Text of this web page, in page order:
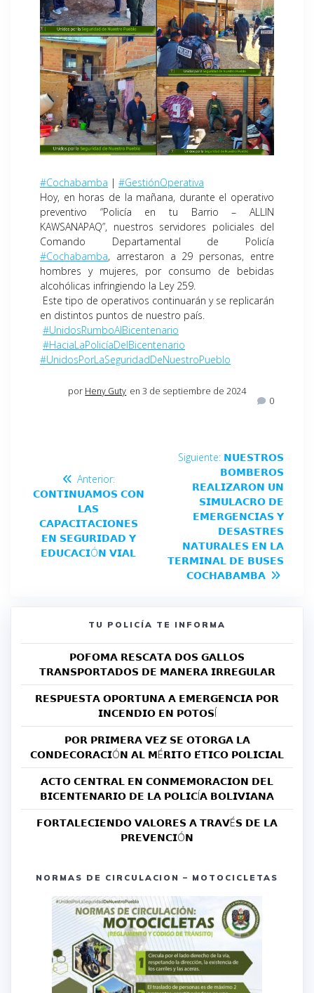
#Cochabamba | #GestiónOperativa
Hoy, en horas de la mañana, durante el operativo
preventivo “Policía en tu Barrio – ALLIN
KAWSANAPAQ”, nuestros servidores policiales del
Comando Departamental de Policía
#Cochabamba, arrestaron a 29 personas, entre
hombres y mujeres, por consumo de bebidas
alcohólicas infringiendo la Ley 259.
Este tipo de operativos continuarán y se replicarán
en distintos puntos de nuestro país.
#UnidosRumboAlBicentenario
#HaciaLaPolicíaDelBicentenario
#UnidosPorLaSeguridadDeNuestroPueblo
por Heny Guty en 3 de septiembre de 2024
0
Anterior:
𝗖𝗢𝗡𝗧𝗜𝗡𝗨𝗔𝗠𝗢𝗦 𝗖𝗢𝗡
𝗟𝗔𝗦
𝗖𝗔𝗣𝗔𝗖𝗜𝗧𝗔𝗖𝗜𝗢𝗡𝗘𝗦
𝗘𝗡 𝗦𝗘𝗚𝗨𝗥𝗜𝗗𝗔𝗗 𝗬
𝗘𝗗𝗨𝗖𝗔𝗖𝗜Ó𝗡 𝗩𝗜𝗔𝗟
Siguiente: 𝗡𝗨𝗘𝗦𝗧𝗥𝗢𝗦
𝗕𝗢𝗠𝗕𝗘𝗥𝗢𝗦
𝗥𝗘𝗔𝗟𝗜𝗭𝗔𝗥𝗢𝗡 𝗨𝗡
𝗦𝗜𝗠𝗨𝗟𝗔𝗖𝗥𝗢 𝗗𝗘
𝗘𝗠𝗘𝗥𝗚𝗘𝗡𝗖𝗜𝗔𝗦 𝗬
𝗗𝗘𝗦𝗔𝗦𝗧𝗥𝗘𝗦
𝗡𝗔𝗧𝗨𝗥𝗔𝗟𝗘𝗦 𝗘𝗡 𝗟𝗔
𝗧𝗘𝗥𝗠𝗜𝗡𝗔𝗟 𝗗𝗘 𝗕𝗨𝗦𝗘𝗦
𝗖𝗢𝗖𝗛𝗔𝗕𝗔𝗠𝗕𝗔
TU POLICÍA TE INFORMA
𝗣𝗢𝗙𝗢𝗠𝗔 𝗥𝗘𝗦𝗖𝗔𝗧𝗔 𝗗𝗢𝗦 𝗚𝗔𝗟𝗟𝗢𝗦
𝗧𝗥𝗔𝗡𝗦𝗣𝗢𝗥𝗧𝗔𝗗𝗢𝗦 𝗗𝗘 𝗠𝗔𝗡𝗘𝗥𝗔 𝗜𝗥𝗥𝗘𝗚𝗨𝗟𝗔𝗥
𝗥𝗘𝗦𝗣𝗨𝗘𝗦𝗧𝗔 𝗢𝗣𝗢𝗥𝗧𝗨𝗡𝗔 𝗔 𝗘𝗠𝗘𝗥𝗚𝗘𝗡𝗖𝗜𝗔 𝗣𝗢𝗥
𝗜𝗡𝗖𝗘𝗡𝗗𝗜𝗢 𝗘𝗡 𝗣𝗢𝗧𝗢𝗦Í
𝗣𝗢𝗥 𝗣𝗥𝗜𝗠𝗘𝗥𝗔 𝗩𝗘𝗭 𝗦𝗘 𝗢𝗧𝗢𝗥𝗚𝗔 𝗟𝗔
𝗖𝗢𝗡𝗗𝗘𝗖𝗢𝗥𝗔𝗖𝗜Ó𝗡 𝗔𝗟 𝗠É𝗥𝗜𝗧𝗢 𝗘́𝗧𝗜𝗖𝗢 𝗣𝗢𝗟𝗜𝗖𝗜𝗔𝗟
𝗔𝗖𝗧𝗢 𝗖𝗘𝗡𝗧𝗥𝗔𝗟 𝗘𝗡 𝗖𝗢𝗡𝗠𝗘𝗠𝗢𝗥𝗔𝗖𝗜𝗢𝗡 𝗗𝗘𝗟
𝗕𝗜𝗖𝗘𝗡𝗧𝗘𝗡𝗔𝗥𝗜𝗢 𝗗𝗘 𝗟𝗔 𝗣𝗢𝗟𝗜𝗖Í𝗔 𝗕𝗢𝗟𝗜𝗩𝗜𝗔𝗡𝗔
𝗙𝗢𝗥𝗧𝗔𝗟𝗘𝗖𝗜𝗘𝗡𝗗𝗢 𝗩𝗔𝗟𝗢𝗥𝗘𝗦 𝗔 𝗧𝗥𝗔𝗩É𝗦 𝗗𝗘 𝗟𝗔
𝗣𝗥𝗘𝗩𝗘𝗡𝗖𝗜Ó𝗡
NORMAS DE CIRCULACION – MOTOCICLETAS